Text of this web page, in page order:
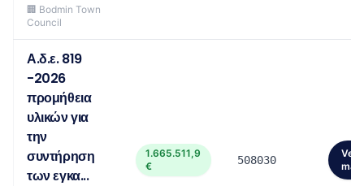
🏢 Bodmin Town
Council
Α.δ.ε. 819
-2026
προμήθεια
υλικών για
την
συντήρηση
των εγκα...
1.665.511,9
€
508030
Ver
más